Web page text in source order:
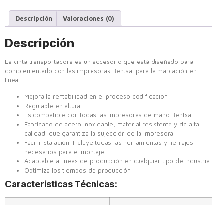
Descripción Valoraciones (0)
Descripción
La cinta transportadora es un accesorio que está diseñado para
complementarlo con las impresoras Bentsai para la marcación en
linea.
Mejora la rentabilidad en el proceso codificación
Regulable en altura
Es compatible con todas las impresoras de mano Bentsai
Fabricado de acero inoxidable, material resistente y de alta
calidad, que garantiza la sujección de la impresora
Fácil instalación. Incluye todas las herramientas y herrajes
necesarios para el montaje
Adaptable a lineas de producción en cualquier tipo de industria
Optimiza los tiempos de producción
Características Técnicas: